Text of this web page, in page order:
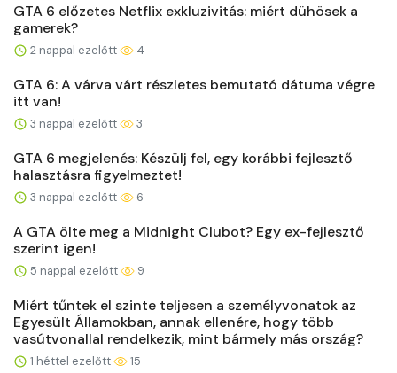
GTA 6 előzetes Netflix exkluzivitás: miért dühösek a
gamerek?
2 nappal ezelőtt 4
GTA 6: A várva várt részletes bemutató dátuma végre
itt van!
3 nappal ezelőtt 3
GTA 6 megjelenés: Készülj fel, egy korábbi fejlesztő
halasztásra figyelmeztet!
3 nappal ezelőtt 6
A GTA ölte meg a Midnight Clubot? Egy ex-fejlesztő
szerint igen!
5 nappal ezelőtt 9
Miért tűntek el szinte teljesen a személyvonatok az
Egyesült Államokban, annak ellenére, hogy több
vasútvonallal rendelkezik, mint bármely más ország?
1 héttel ezelőtt 15